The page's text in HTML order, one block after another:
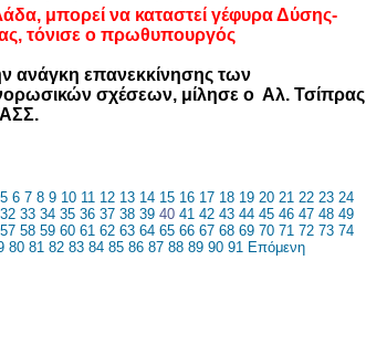
μπορεί να καταστεί γέφυρα Δύσης-
τόνισε ο πρωθυπουργός
ανάγκη επανεκκίνησης των
σχέσεων, μίλησε ο Αλ. Τσίπρας
5 6 7 8 9 10 11 12 13 14 15 16 17 18 19 20 21 22 23 24
32 33 34 35 36 37 38 39 40 41 42 43 44 45 46 47 48 49
57 58 59 60 61 62 63 64 65 66 67 68 69 70 71 72 73 74
80 81 82 83 84 85 86 87 88 89 90 91 Επόμενη